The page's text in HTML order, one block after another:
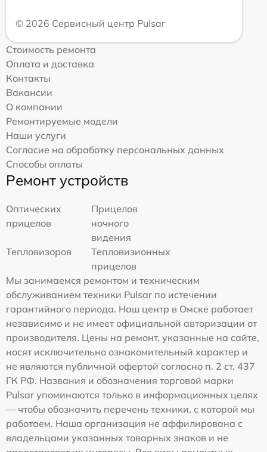
© 2026 Сервисный центр Pulsar
Стоимость ремонта
Оплата и доставка
Контакты
Вакансии
О компании
Ремонтируемые модели
Наши услуги
Согласие на обработку персональных данных
Способы оплаты
Ремонт устройств
Оптических
прицелов
Прицелов
ночного
видения
Тепловизоров
Тепловизионных
прицелов
Мы занимаемся ремонтом и техническим
обслуживанием техники Pulsar по истечении
гарантийного периода. Наш центр в Омске работает
независимо и не имеет официальной авторизации от
производителя. Цены на ремонт, указанные на сайте,
носят исключительно ознакомительный характер и
не являются публичной офертой согласно п. 2 ст. 437
ГК РФ. Названия и обозначения торговой марки
Pulsar упоминаются только в информационных целях
— чтобы обозначить перечень техники, с которой мы
работаем. Наша организация не аффилирована с
владельцами указанных товарных знаков и не